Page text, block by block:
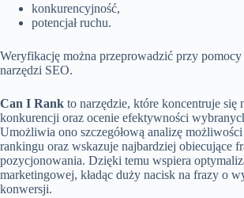
konkurencyjność,
potencjał ruchu.
Weryfikację można przeprowadzić przy
narzędzi SEO.
Can I Rank to narzędzie, które koncentruje się
konkurencji oraz ocenie efektywności
Umożliwia ono szczegółową analizę
rankingu oraz wskazuje najbardziej obiecujące
pozycjonowania. Dzięki temu wspiera
marketingowej, kładąc duży nacisk na frazy o
konwersji.